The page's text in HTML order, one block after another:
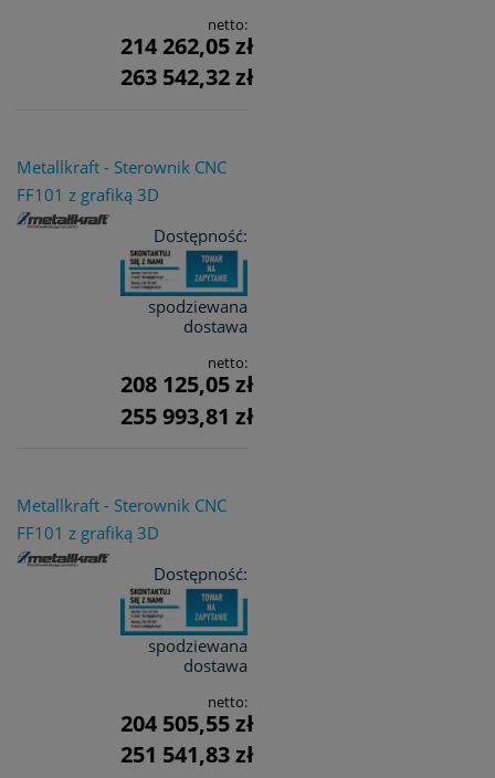
netto:
214 262,05 zł
263 542,32 zł
Metallkraft - Sterownik CNC
FF101 z grafiką 3D
Dostępność:
spodziewana
dostawa
netto:
208 125,05 zł
255 993,81 zł
Metallkraft - Sterownik CNC
FF101 z grafiką 3D
Dostępność:
spodziewana
dostawa
netto:
204 505,55 zł
251 541,83 zł